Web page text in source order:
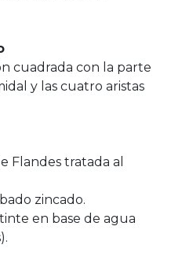
cuadrada con la parte
y las cuatro aristas
Flandes tratada al
zincado.
en base de agua